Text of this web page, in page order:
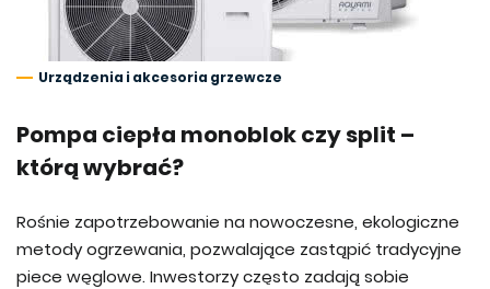
Urządzenia i akcesoria grzewcze
Pompa ciepła monoblok czy split –
którą wybrać?
Rośnie zapotrzebowanie na nowoczesne, ekologiczne
metody ogrzewania, pozwalające zastąpić tradycyjne
piece węglowe. Inwestorzy często zadają sobie